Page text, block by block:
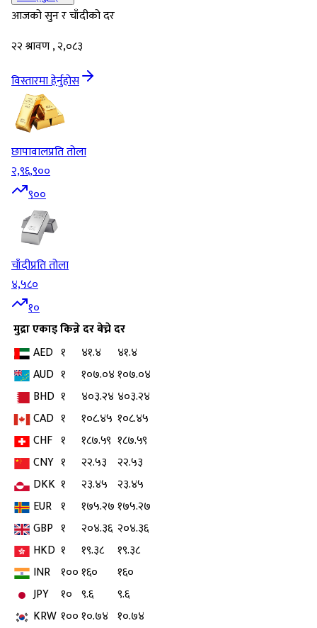
आजको सुन र चाँदीको दर
२२ श्रावण , २,०८३
विस्तारमा हेर्नुहोस
छापावालप्रति तोला
२,९६,९००
९००
चाँदीप्रति तोला
४,५८०
१०
मुद्राएकाइकिन्ने दरबेच्ने दर
AED १ ४१.४
४१.४
AUD १ १०७.०४१०७.०४
BHD १ ४०३.२४ ४०३.२४
CAD १ १०८.४५ १०८.४५
CHF १ १८७.५९ १८७.५९
CNY १ २२.५३
२२.५३
DKK १ २३.४५ २३.४५
EUR १ १७५.२७१७५.२७
GBP १ २०४.३६ २०४.३६
HKD १ १९.३८
१९.३८
INR १००१६०
१६०
JPY
१० ९.६
९.६
KRW १००१०.७४ १०.७४